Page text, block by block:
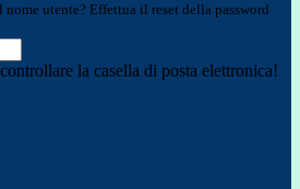
utente? Effettua il reset della password
la casella di posta elettronica!